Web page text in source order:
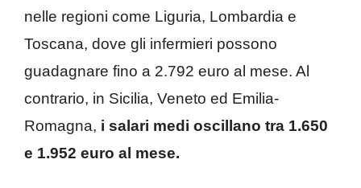
nelle regioni come Liguria, Lombardia e
Toscana, dove gli infermieri possono
guadagnare fino a 2.792 euro al mese. Al
contrario, in Sicilia, Veneto ed Emilia-
Romagna, i salari medi oscillano tra 1.650
e 1.952 euro al mese.